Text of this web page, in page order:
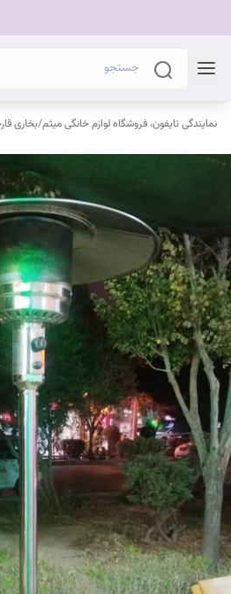
نمایندگی تایفون، فروشگاه لوازم خانگی میثم/بخاری